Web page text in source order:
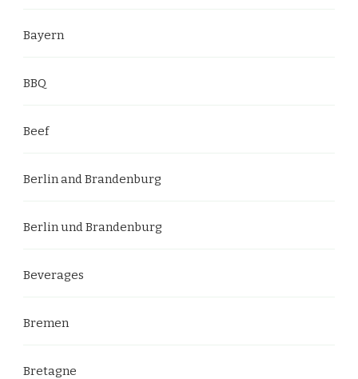
Bayern
BBQ
Beef
Berlin and Brandenburg
Berlin und Brandenburg
Beverages
Bremen
Bretagne